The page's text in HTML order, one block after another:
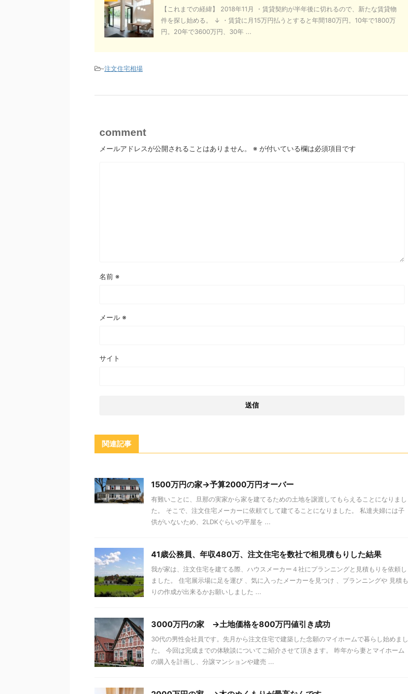
【これまでの経緯】 2018年11月 ・賃貸契約が半年後に切れるので、新たな賃貸物
件を探し始める。 ↓ ・賃貸に月15万円払うとすると年間180万円。10年で1800万
円。20年で3600万円、30年 ...
-注文住宅相場
comment
メールアドレスが公開されることはありません。 ※ が付いている欄は必須項目です
名前 ※
メール ※
サイト
関連記事
1500万円の家→予算2000万円オーバー
有難いことに、旦那の実家から家を建てるための土地を譲渡してもらえることになりまし
た。 そこで、注文住宅メーカーに依頼てして建てることになりました。 私達夫婦には子
供がいないため、2LDKぐらいの平屋を ...
41歳公務員、年収480万、注文住宅を数社で相見積もりした結果
我が家は、注文住宅を建てる際、ハウスメーカー４社にプランニングと見積もりを依頼し
ました。 住宅展示場に足を運び 、気に入ったメーカーを見つけ 、プランニングや 見積も
りの作成が出来るかお願いしました ...
3000万円の家 →土地価格を800万円値引き成功
30代の男性会社員です。先月から注文住宅で建築した念願のマイホームで暮らし始めまし
た。 今回は完成までの体験談についてご紹介させて頂きます。 昨年から妻とマイホーム
の購入を計画し、分譲マンションや建売 ...